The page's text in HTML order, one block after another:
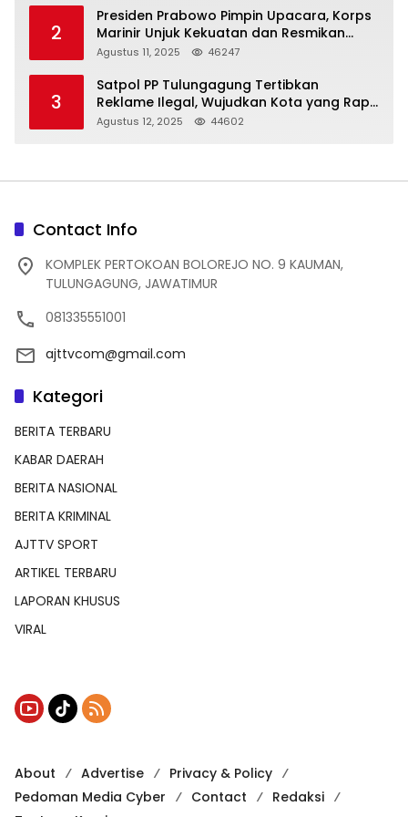
2
Presiden Prabowo Pimpin Upacara, Korps
Marinir Unjuk Kekuatan dan Resmikan
Struktur Baru
Agustus 11, 2025 46247
3
Satpol PP Tulungagung Tertibkan
Reklame Ilegal, Wujudkan Kota yang Rapi
dan Indah
Agustus 12, 2025 44602
Contact Info
KOMPLEK PERTOKOAN BOLOREJO NO. 9 KAUMAN,
TULUNGAGUNG, JAWATIMUR
081335551001
ajttvcom@gmail.com
Kategori
BERITA TERBARU
KABAR DAERAH
BERITA NASIONAL
BERITA KRIMINAL
AJTTV SPORT
ARTIKEL TERBARU
LAPORAN KHUSUS
VIRAL
About Advertise
Privacy & Policy
Pedoman Media Cyber
Contact
Redaksi